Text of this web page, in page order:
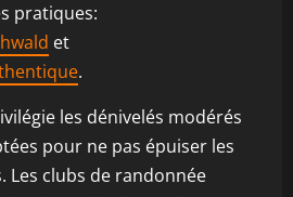
pratiques:
et
.
les dénivelés modérés
pour ne pas épuiser les
Les clubs de randonnée